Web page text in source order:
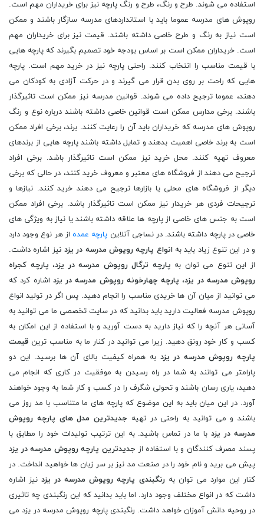
استفاده می شوند. طرح و رنگ، طرح و رنگ پارچه نیز برای خریداران مهم است.
روپوش های مدرسه عموما باید با استانداردهای مدرسه سازگار باشند و ممکن
است نیاز به رنگ و طرح خاصی داشته باشند. قیمت نیز برای خریداران مهم
است. خریداران ممکن است بر اساس بودجه خود تصمیم بگیرند که پارچه هایی
با قیمت مناسب را انتخاب کنند. راحتی پارچه نیز در خرید مهم است. پارچه
هایی که راحت بر روی بدن قرار می گیرند و در حرکت آزادی به کودکان می
دهند، عموما ترجیح داده می شوند. قوانین مدرسه نیز ممکن است تاثیرگذار
باشند. برخی مدارس ممکن است قوانین خاصی داشته باشند درباره نوع و رنگ
روپوش های مدرسه که خریداران باید آن را رعایت کنند. برند، برخی افراد ممکن
است به برند خاصی اهمیت بدهند و تمایل داشته باشند پارچه هایی از برندهای
معروف تهیه کنند. محل خرید نیز ممکن است تاثیرگذار باشد. برخی افراد
ترجیح می دهند از فروشگاه های معتبر و معروف خرید کنند، در حالی که برخی
دیگر از فروشگاه های محلی یا بازارها ترجیح می دهند خرید کنند. نیازها و
ترجیحات فردی هر خریدار نیز ممکن است تاثیرگذار باشد. برخی افراد ممکن
است به جنس های خاصی از پارچه ها علاقه داشته باشند یا نیاز به ویژگی های
خاصی در پارچه داشته باشند. در نساجی آنلاین پارچه عمده از هر نوع وجود دارد
و در این تنوع زیاد باید به انواع پارچه روپوش مدرسه در یزد نیز اشاره داشت.
از این تنوع می توان به پارچه ترگال روپوش مدرسه در یزد، پارچه کجراه
روپوش مدرسه در یزد، پارچه چهارخونه روپوش مدرسه در یزد اشاره کرد که
می توانید از میان آن ها خریدی مناسب را انجام دهید. پس اگر در تولید انواع
روپوش مدرسه فعالیت دارید باید بدانید که در سایت تخصصی ما می توانید به
آسانی هر آنچه را که نیاز دارید به دست آورید و با استفاده از این امکان به
کسب و کار خود رونق دهید. زیرا می توانید در کنار ما به مناسب ترین قیمت
پارچه روپوش مدرسه در یزد به همراه کیفیت بالای آن ها برسید. این دو
پارامتر می توانند به شما در راه رسیدن به موفقیت در کاری که انجام می
دهید، یاری رسان باشند و تحولی شگرف را در کسب و کار شما به وجود خواهند
آورد. در این میان باید به این موضوع که پارچه های ما متناسب با مد روز می
باشند و می توانید به راحتی در تهیه جدیدترین مدل های پارچه روپوش
مدرسه در یزدبا ما در تماس باشید. به این ترتیب تولیدات خود را مطابق با
پسند مصرف کنندگان و با استفاده از جدیدترین پارچه روپوش مدرسه در یزد
پیش می برید و نام خود را در صنعت مد نیز بر سر زبان ها خواهید انداخت. در
کنار این موارد می توان بهرنگبندی پارچه روپوش مدرسه در یزد نیز اشاره
داشت که در انواع مختلف وجود دارد. اما باید بدانید که این رنگبندی چه تاثیری
در روحیه دانش آموزان خواهد داشت. رنگبندی پارچه روپوش مدرسه در یزد می